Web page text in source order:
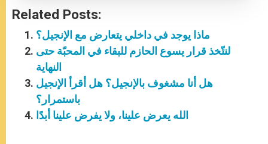
Related Posts:
ماذا يوجد في داخلي يتعارض مع الإنجيل؟
لنتّخذ قرار يسوع الحازم للبقاء في المحبّة حتى
النهاية
هل أنا مشغوف بالإنجيل؟ هل أقرأ الإنجيل
باستمرار؟
الله يعرض علينا، ولا يفرض علينا أبدًا